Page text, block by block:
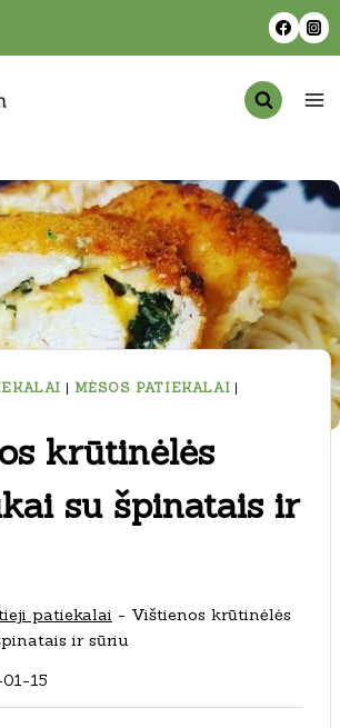
| MĖSOS PATIEKALAI |
krūtinėlės
su špinatais ir
patiekalai - Vištienos krūtinėlės
ir sūriu
15